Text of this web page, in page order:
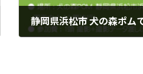
静岡県浜松市 犬の森ポム